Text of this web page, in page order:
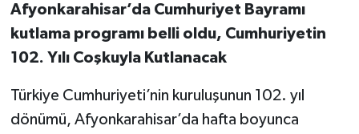
Afyonkarahisar’da Cumhuriyet Bayramı
kutlama programı belli oldu, Cumhuriyetin
102. Yılı Coşkuyla Kutlanacak
Türkiye Cumhuriyeti’nin kuruluşunun 102. yıl
dönümü, Afyonkarahisar’da hafta boyunca